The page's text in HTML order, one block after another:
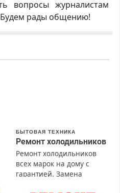
вопросы журналистам
Будем рады общению!
БЫТОВАЯ ТЕХНИКА
Ремонт холодильников
Ремонт холодильников
всех марок на дому с
гарантией. Замена